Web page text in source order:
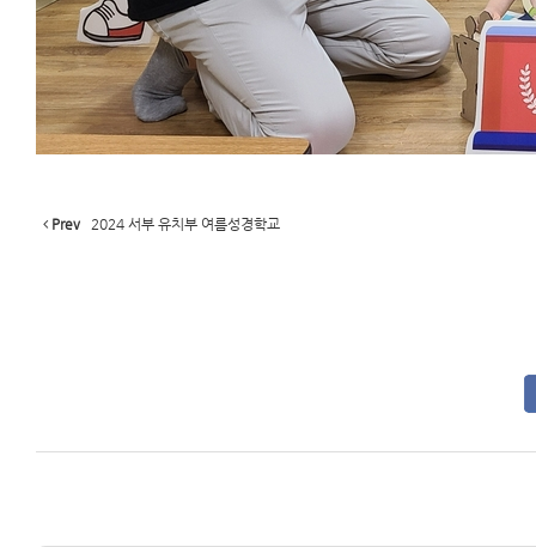
Prev 2024 서부 유치부 여름성경학교